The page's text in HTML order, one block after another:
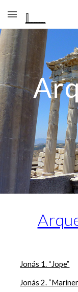
Skip to main content
Jonás 1. “Jope”
Jonás 2.